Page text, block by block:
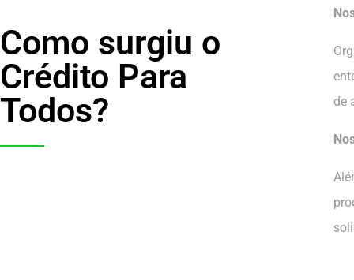
Como surgiu o
Crédito Para
Todos?
de